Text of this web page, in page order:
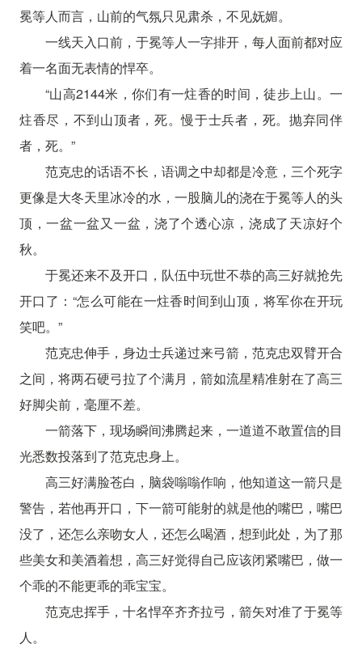
冕等人而言，山前的气氛只见肃杀，不见妩媚。
一线天入口前，于冕等人一字排开，每人面前都对应
着一名面无表情的悍卒。
“山高2144米，你们有一炷香的时间，徒步上山。一
炷香尽，不到山顶者，死。慢于士兵者，死。抛弃同伴
者，死。”
范克忠的话语不长，语调之中却都是冷意，三个死字
更像是大冬天里冰冷的水，一股脑儿的浇在于冕等人的头
顶，一盆一盆又一盆，浇了个透心凉，浇成了天凉好个
秋。
于冕还来不及开口，队伍中玩世不恭的高三好就抢先
开口了：“怎么可能在一炷香时间到山顶，将军你在开玩
笑吧。”
范克忠伸手，身边士兵递过来弓箭，范克忠双臂开合
之间，将两石硬弓拉了个满月，箭如流星精准射在了高三
好脚尖前，毫厘不差。
一箭落下，现场瞬间沸腾起来，一道道不敢置信的目
光悉数投落到了范克忠身上。
高三好满脸苍白，脑袋嗡嗡作响，他知道这一箭只是
警告，若他再开口，下一箭可能射的就是他的嘴巴，嘴巴
没了，还怎么亲吻女人，还怎么喝酒，想到此处，为了那
些美女和美酒着想，高三好觉得自己应该闭紧嘴巴，做一
个乖的不能更乖的乖宝宝。
范克忠挥手，十名悍卒齐齐拉弓，箭矢对准了于冕等
人。